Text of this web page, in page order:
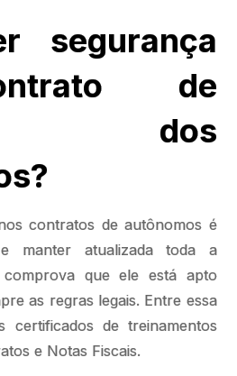
segurança
de
dos
contratos de autônomos é
manter atualizada toda a
comprova que ele está apto
as regras legais. Entre essa
certificados de treinamentos
e Notas Fiscais.